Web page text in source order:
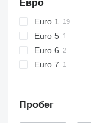
Евро
Euro 1
Euro 5
Euro 6
Euro 7
Пробег